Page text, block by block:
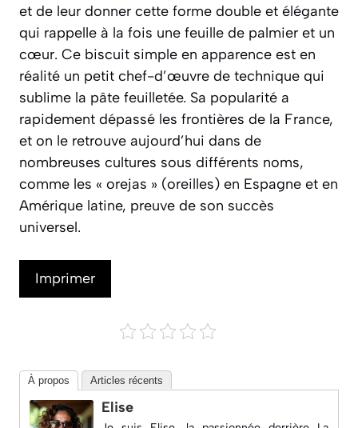
et de leur donner cette forme double et élégante
qui rappelle à la fois une feuille de palmier et un
cœur. Ce biscuit simple en apparence est en
réalité un petit chef-d’œuvre de technique qui
sublime la pâte feuilletée. Sa popularité a
rapidement dépassé les frontières de la France,
et on le retrouve aujourd’hui dans de
nombreuses cultures sous différents noms,
comme les « orejas » (oreilles) en Espagne et en
Amérique latine, preuve de son succès
universel.
Imprimer
À propos Articles récents
Elise